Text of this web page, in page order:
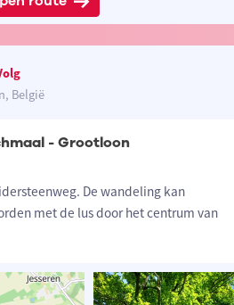
België
- Grootloon
De wandeling kan
met de lus door het centrum van